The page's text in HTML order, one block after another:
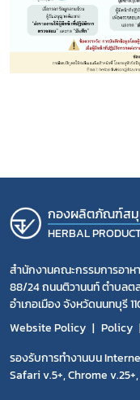
กองผลิตภัณฑ์สมุ
HERBAL
สำนักงานคณะกรรมการอาห
88/24 ถนนติวานนท์ ตำบล
อำเภอเมือง จังหวัดนนทบุรี
Website Policy
Policy
รองรับการทำงานบน
Safari v.5+, Chrome